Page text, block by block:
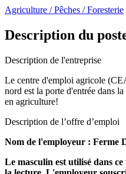
Agriculture / Pêches / Foresterie
Description du
Description de l'entreprise
Le centre d'emploi agricole
nord est la porte d'entrée dans
en agriculture!
Description de l’offre d’emploi
Nom de l'employeur : Ferme
Le masculin est utilisé dans